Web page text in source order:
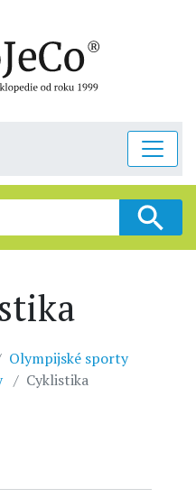
Olympijské sporty
Cyklistika